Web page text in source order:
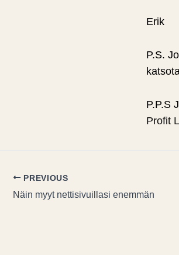
Erik
P.S.
P.P.S
Profit
PREVIOUS
Näin myyt nettisivuillasi enemmän